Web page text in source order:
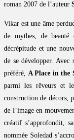
roman 2007 de l’auteur
Vikar est une âme
de mythes, de beauté
décrépitude et une
de se développer. Avec
préféré, A Place in the
parmi les rêveurs et
construction de décors,
de l’image en
créatif s’approfondit,
nommée Soledad